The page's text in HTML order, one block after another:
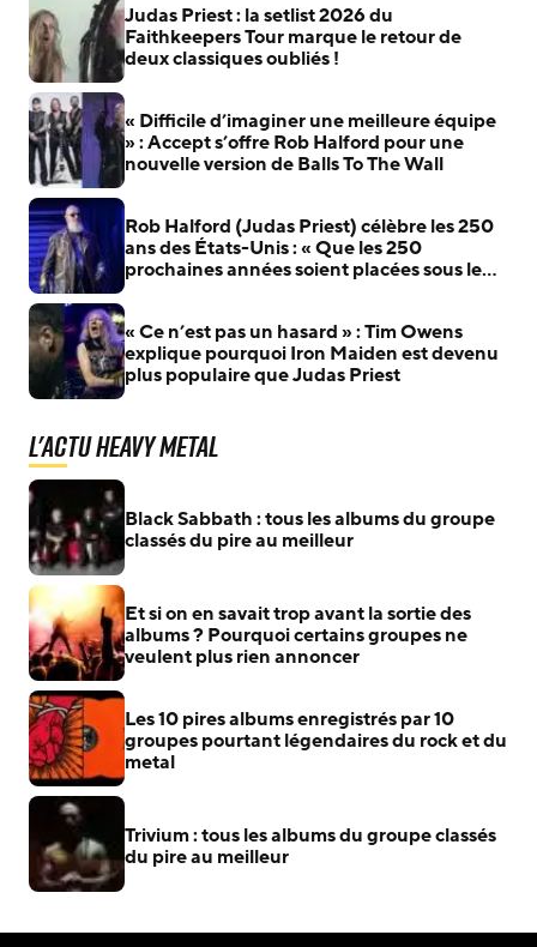
Judas Priest : la setlist 2026 du
Faithkeepers Tour marque le retour de
deux classiques oubliés !
« Difficile d’imaginer une meilleure équipe
» : Accept s’offre Rob Halford pour une
nouvelle version de Balls To The Wall
Rob Halford (Judas Priest) célèbre les 250
ans des États-Unis : « Que les 250
prochaines années soient placées sous le
« Ce n’est pas un hasard » : Tim Owens
explique pourquoi Iron Maiden est devenu
plus populaire que Judas Priest
L'actu Heavy Metal
Black Sabbath : tous les albums du groupe
classés du pire au meilleur
Et si on en savait trop avant la sortie des
albums ? Pourquoi certains groupes ne
veulent plus rien annoncer
Les 10 pires albums enregistrés par 10
groupes pourtant légendaires du rock et du
metal
Trivium : tous les albums du groupe classés
du pire au meilleur